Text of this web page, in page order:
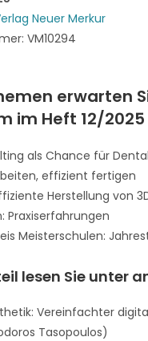
Neuer Merkur
VM10294
erwarten
im Heft 12/2025
als Chance für
effizient fertigen
Herstellung von
Praxiserfahrungen
Meisterschulen:
lesen Sie unter
Vereinfachter
Tasopoulos)